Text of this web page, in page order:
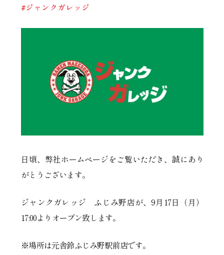
#ジャンクガレッジ
日頃、弊社ホームページをご覧いただき、誠にあり
がとうございます。
ジャンクガレッジ ふじみ野店が、9月17日（月）
17:00よりオープン致します。
※場所は元舎鈴ふじみ野駅前店です。